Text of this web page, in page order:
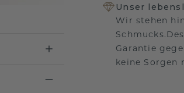
Unser
Wir stehen
Garantie
keine Sorgen